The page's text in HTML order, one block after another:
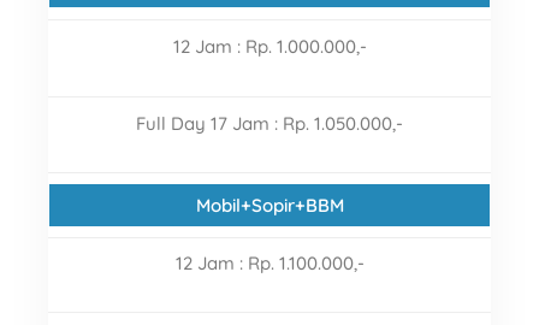
12 Jam : Rp. 1.000.000,-
Full Day 17 Jam : Rp. 1.050.000,-
Mobil+Sopir+BBM
12 Jam : Rp. 1.100.000,-